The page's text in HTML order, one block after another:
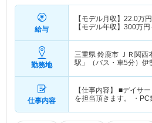
給与
【モデル月収】 22.0万
【モデル年収】 300万円
勤務地
三重県 鈴鹿市 ＪＲ関西
駅」（バス・車5分）伊
仕事内容
【仕事内容】 ■デイサ
を担当頂きます。 ・